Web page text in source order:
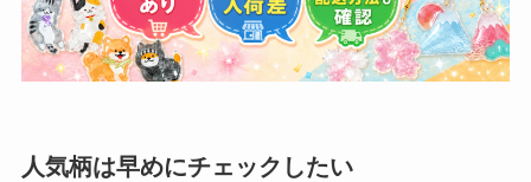
人気柄は早めにチェックしたい